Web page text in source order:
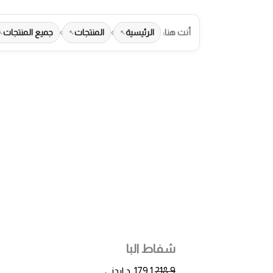
أنت هنا: الرئيسية › المنتجات › جميع المنتجات
شفاط البا
218.9
179.1 د.اردني